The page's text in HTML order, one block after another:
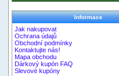
Informace
Jak nakupovat
Ochrana údajů
Obchodní podmínky
Kontaktujte nás!
Mapa obchodu
Dárkový kupón FAQ
Slevové kupóny